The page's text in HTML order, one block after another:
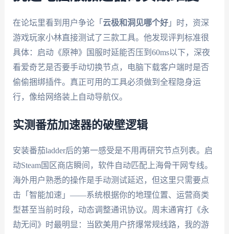
在论坛里看到用户争论「 云极和洞见哪个好」时，资深
游戏玩家小林直接测试了三款工具。他发现评判标准很
具体：启动《原神》国服时延能否压到60ms以下，深夜
看爱奇艺是否要手动切换节点，电脑下载客户端时是否
偷偷捆绑插件。真正可用的工具必须做到全程隐身运
行，像给网络装上自动导航仪。
实测番茄加速器的破壁逻辑
安装番茄ladder后的第一感受是不用再研究节点列表。启
动Steam国区商店瞬间，软件自动匹配上海骨干网专线。
海外用户熟悉的操作是手动测试延迟，但这里只需要点
击「智能加速」——系统根据你的地理位置、运营商类
型甚至当前时段，动态调整通讯协议。周末通宵打《永
劫无间》时最明显：当欧美用户挤爆常规线路，我的游